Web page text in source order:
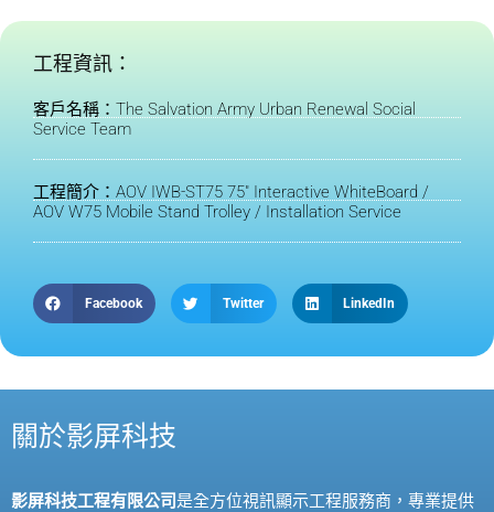
工程資訊：
客戶名稱：The Salvation Army Urban Renewal Social
Service Team
工程簡介：AOV IWB-ST75 75" Interactive WhiteBoard /
AOV W75 Mobile Stand Trolley / Installation Service
Facebook Twitter LinkedIn
關於影屏科技
影屏科技工程有限公司是全方位視訊顯示工程服務商，專業提供